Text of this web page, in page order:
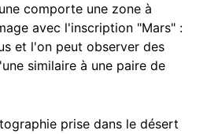
comporte une zone à
avec l'inscription "Mars" :
et l'on peut observer des
similaire à une paire de
prise dans le désert